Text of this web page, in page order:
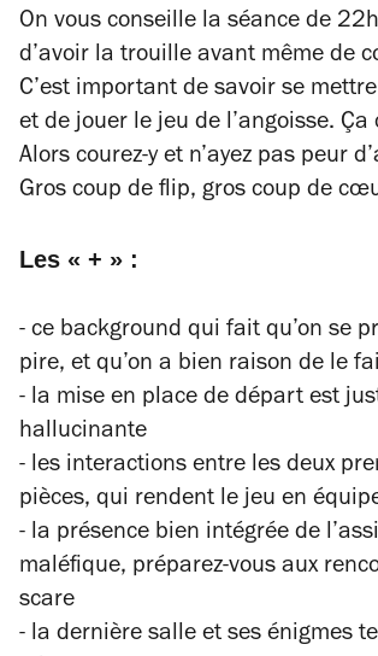
On vous conseille la séance de
d’avoir la trouille avant même de
C’est important de savoir se
et de jouer le jeu de l’angoisse. Ça
Alors courez-y et n’ayez pas peur
Gros coup de flip, gros coup de
Les « + » :
- ce background qui fait qu’on se
pire, et qu’on a bien raison de le
- la mise en place de départ est
hallucinante
- les interactions entre les deux
pièces, qui rendent le jeu en
- la présence bien intégrée de
maléfique, préparez-vous aux
scare
- la dernière salle et ses énigmes